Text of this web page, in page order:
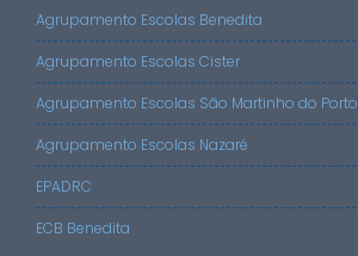
Agrupamento Escolas Benedita
Agrupamento Escolas Cister
Agrupamento Escolas São Martinho do Porto
Agrupamento Escolas Nazaré
EPADRC
ECB Benedita